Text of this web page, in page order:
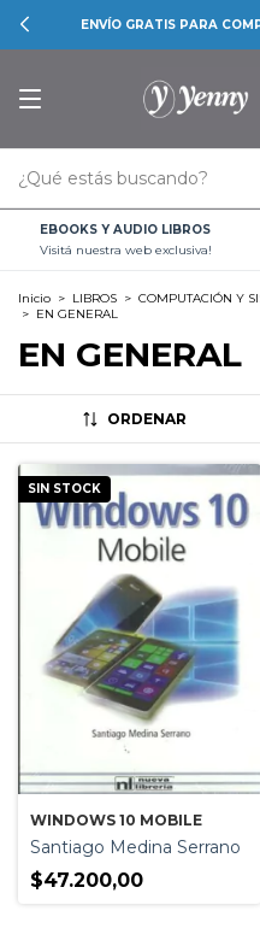
ENVÍO GRATIS PARA
EBOOKS Y AUDIO LIBROS
Visitá nuestra web exclusiva!
Inicio > LIBROS > COMPUTACIÓN Y
> EN GENERAL
EN GENERAL
ORDENAR
SIN STOCK
WINDOWS 10 MOBILE
Santiago Medina Serrano
$47.200,00